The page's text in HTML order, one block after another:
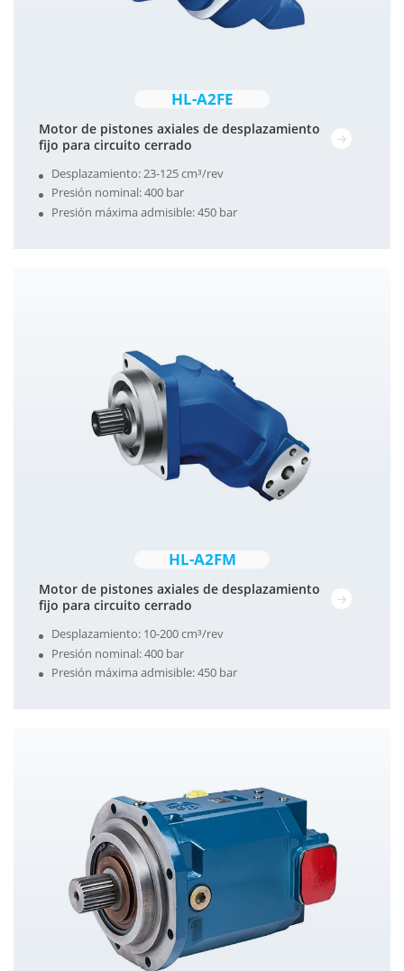
HL-A2FE
Motor de pistones axiales de desplazamiento
fijo para circuito cerrado
Desplazamiento: 23-125 cm³/rev
Presión nominal: 400 bar
Presión máxima admisible: 450 bar
HL-A2FM
Motor de pistones axiales de desplazamiento
fijo para circuito cerrado
Desplazamiento: 10-200 cm³/rev
Presión nominal: 400 bar
Presión máxima admisible: 450 bar